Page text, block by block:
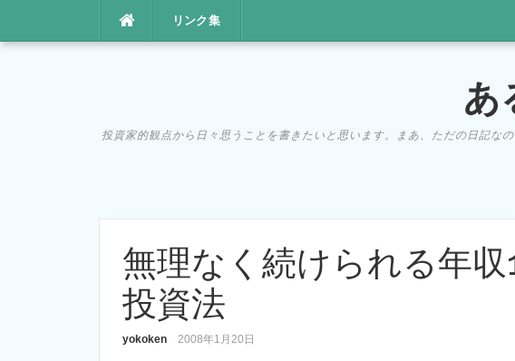
リンク集
あ
投資家的観点から日々思うことを書きたいと思います。まあ、ただの日記
無理なく続けられる年
投資法
yokoken 2008年1月20日